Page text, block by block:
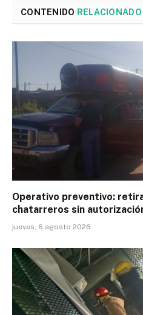
CONTENIDO RELACIONADO
Operativo preventivo:
chatarreros sin
jueves, 6 agosto 2026